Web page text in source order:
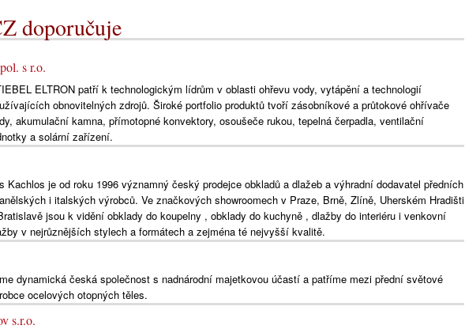
doporučuje
s r.o.
ELTRON patří k technologickým lídrům v oblasti ohřevu vody, vytápění a technologií
obnovitelných zdrojů. Široké portfolio produktů tvoří zásobníkové a průtokové ohřívače
akumulační kamna, přímotopné konvektory, osoušeče rukou, tepelná čerpadla, ventilační
a solární zařízení.
Kachlos je od roku 1996 významný český prodejce obkladů a dlažeb a výhradní dodavatel předních
i italských výrobců. Ve značkových showroomech v Praze, Brně, Zlíně, Uherském Hradišti
jsou k vidění obklady do koupelny , obklady do kuchyně , dlažby do interiéru i venkovní
v nejrůznějších stylech a formátech a zejména té nejvyšší kvalitě.
dynamická česká společnost s nadnárodní majetkovou účastí a patříme mezi přední světové
ocelových otopných těles.
s.r.o.